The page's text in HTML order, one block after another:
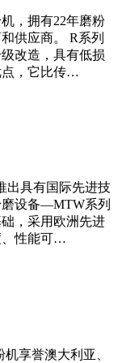
，拥有22年磨粉
供应商。 R系列
改造，具有低损
点，它比传…
出具有国际先进技
设备—MTW系列
，采用欧洲先进
、性能可…
享誉澳大利亚、